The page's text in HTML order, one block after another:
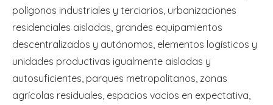
polígonos industriales y terciarios, urbanizaciones
residenciales aisladas, grandes equipamientos
descentralizados y autónomos, elementos logísticos y
unidades productivas igualmente aisladas y
autosuficientes, parques metropolitanos, zonas
agrícolas residuales, espacios vacíos en expectativa,